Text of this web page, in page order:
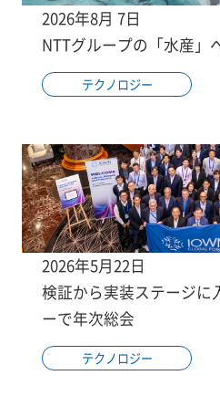
2026年8月 7日
NTTグループの「水産」
テクノロジー
2026年5月22日
検証から実装ステージに
ーで年次総会
テクノロジー